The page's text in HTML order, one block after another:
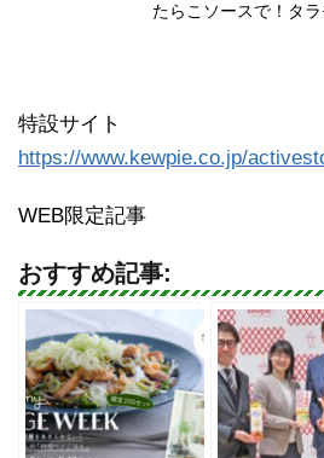
たらこソースで！タ
特設サイト
https://www.kewpie.co.jp/
WEB限定記事
おすすめ記事: